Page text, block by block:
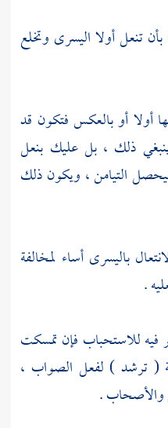
تنعل أولا اليسرى وتخلع
أولا أو بالعكس فتكون قد
ذلك ، بل عليك بنعل
التيامن ، ويكون ذلك
باليسرى أساء لمخالفة
.
فيه للاستحباب فإن تمسكت
( ترشد ) لفعل الصواب ،
والأصحاب .